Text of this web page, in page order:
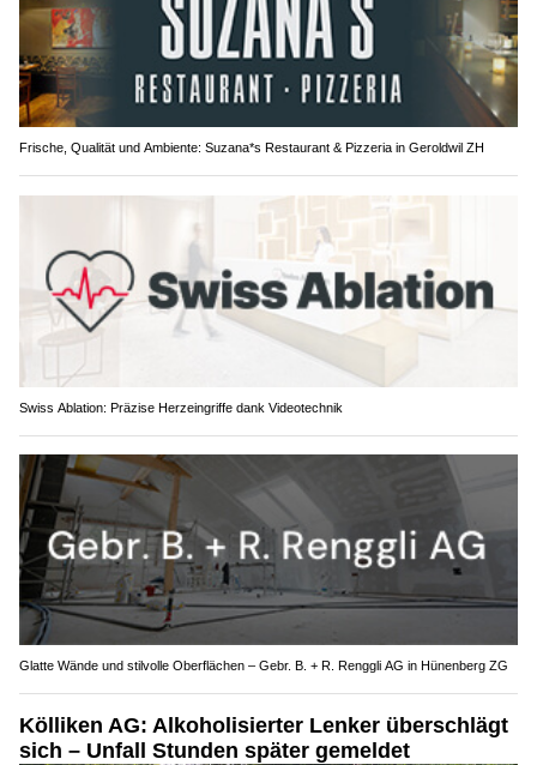
Frische, Qualität und Ambiente: Suzana*s Restaurant & Pizzeria in Geroldwil ZH
Swiss Ablation: Präzise Herzeingriffe dank Videotechnik
Glatte Wände und stilvolle Oberflächen – Gebr. B. + R. Renggli AG in Hünenberg ZG
Kölliken AG: Alkoholisierter Lenker überschlägt
sich – Unfall Stunden später gemeldet